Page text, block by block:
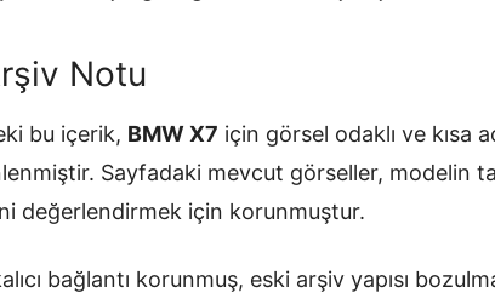
Notu
bu içerik, BMW X7 için görsel odaklı ve kısa
Sayfadaki mevcut görseller, modelin
değerlendirmek için korunmuştur.
bağlantı korunmuş, eski arşiv yapısı